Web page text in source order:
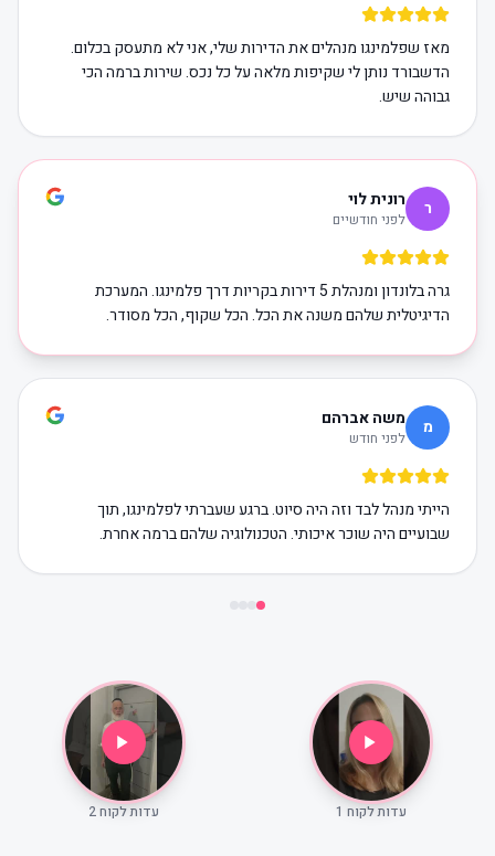
מאז שפלמינגו מנהלים את הדירות שלי, אני לא מתעסק בכלום.
הדשבורד נותן לי שקיפות מלאה על כל נכס. שירות ברמה הכי
גבוהה שיש.
ר רונית לוי
לפני חודשיים
גרה בלונדון ומנהלת 5 דירות בקריות דרך פלמינגו. המערכת
הדיגיטלית שלהם משנה את הכל. הכל שקוף, הכל מסודר.
מ משה אברהם
לפני חודש
הייתי מנהל לבד וזה היה סיוט. ברגע שעברתי לפלמינגו, תוך
שבועיים היה שוכר איכותי. הטכנולוגיה שלהם ברמה אחרת.
עדות לקוח 1 עדות לקוח 2